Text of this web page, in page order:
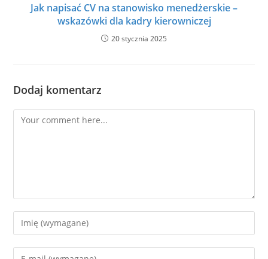
Jak napisać CV na stanowisko menedżerskie –
wskazówki dla kadry kierowniczej
20 stycznia 2025
Dodaj komentarz
Comment
Enter
your
name
Enter